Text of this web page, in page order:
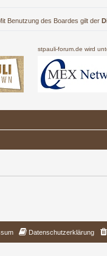
Benutzung des Boardes gilt der
stpauli-forum.de wird
Datenschutzerklärung